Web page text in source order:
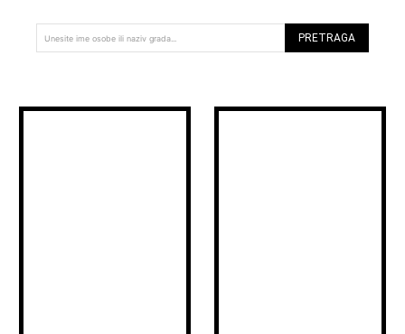
Unesite ime osobe ili naziv grada... PRETRAGA